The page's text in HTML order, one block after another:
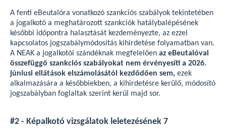
A fenti eBeutalóra vonatkozó szankciós szabályok tekintetében
a jogalkotó a meghatározott szankciók hatálybalépésének
későbbi időpontra halasztását kezdeményezte, az ezzel
kapcsolatos jogszabálymódosítás kihirdetése folyamatban van.
A NEAK a jogalkotói szándéknak megfelelően az eBeutalóval
összefüggő szankciós szabályokat nem érvényesíti a 2026.
júniusi ellátások elszámolásától kezdődően sem, ezek
alkalmazására a későbbiekben, a kihirdetésre kerülő, módosító
jogszabályban foglaltak szerint kerül majd sor.
#2 - Képalkotó vizsgálatok leletezésének 7